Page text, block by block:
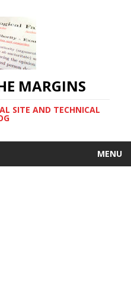
MARGINS
SITE AND TECHNICAL
MENU